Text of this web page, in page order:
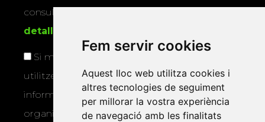
Fem servir cookies
Aquest lloc web utilitza cookies i
altres tecnologies de seguiment
per millorar la vostra experiència
de navegació amb les finalitats
consultar la
detallada sobre protecció de dades
Si marqueu aquesta casella, consentiu que
utilitzem les vostres dades per a enviar-vos
informació sobre els actes i activitats que
organitza la Xarxa Vives.